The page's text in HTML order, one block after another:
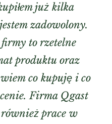
już kilka
zadowolony.
to rzetelne
produktu oraz
co kupuję i co
Firma Qgast
prace w